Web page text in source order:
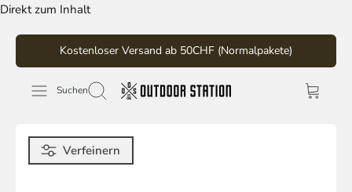
Direkt zum Inhalt
Kostenloser Versand ab 50CHF (Normalpakete)
Suchen
Verfeinern